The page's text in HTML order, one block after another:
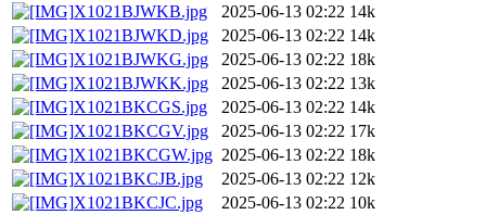
X1021BJWKB.jpg
2025-06-13 02:22 14k
X1021BJWKD.jpg
2025-06-13 02:22 14k
X1021BJWKG.jpg
2025-06-13 02:22 18k
X1021BJWKK.jpg
2025-06-13 02:22 13k
X1021BKCGS.jpg
2025-06-13 02:22 14k
X1021BKCGV.jpg
2025-06-13 02:22 17k
X1021BKCGW.jpg 2025-06-13 02:22 18k
X1021BKCJB.jpg
2025-06-13 02:22 12k
X1021BKCJC.jpg
2025-06-13 02:22 10k